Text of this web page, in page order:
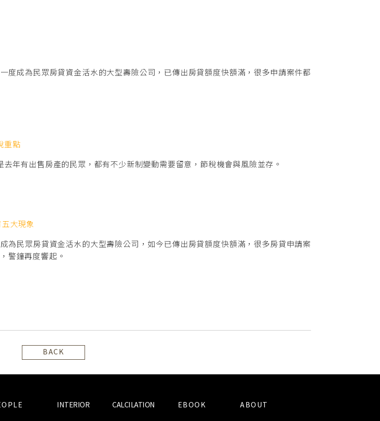
度成為民眾房貸資金活水的大型壽險公司，已傳出房貸額度快額滿，很多申請案件都
重點
年有出售房產的民眾，都有不少新制變動需要留意，節稅機會與風險並存。
大現象
為民眾房貸資金活水的大型壽險公司，如今已傳出房貸額度快額滿，很多房貸申請案
警鐘再度響起。
BACK
INTERIOR CALCILATION EBOOK ABOUT